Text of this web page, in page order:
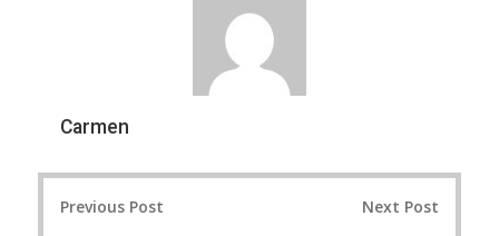
Carmen
Previous Post Next Post